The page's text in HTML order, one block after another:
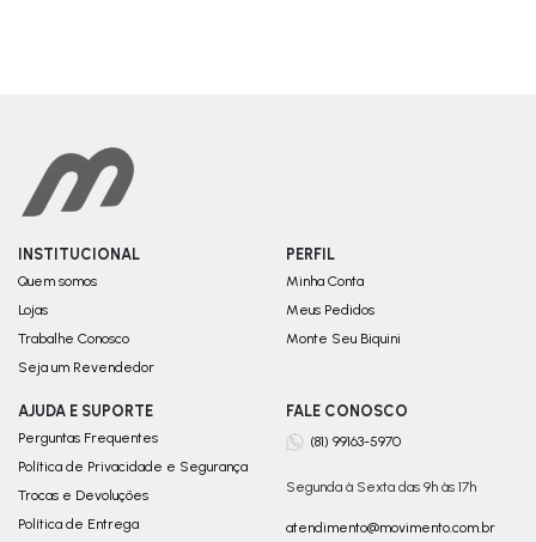
INSTITUCIONAL
Quem somos
Lojas
Trabalhe Conosco
Seja um Revendedor
PERFIL
Minha Conta
Meus Pedidos
Monte Seu Biquini
AJUDA E SUPORTE
Perguntas Frequentes
Política de Privacidade e Segurança
Trocas e Devoluções
Política de Entrega
FALE CONOSCO
(81) 99163-5970
Segunda à Sexta das 9h às 17h
atendimento@movimento.com.br